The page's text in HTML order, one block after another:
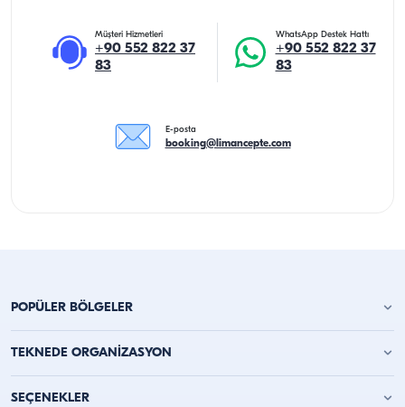
Müşteri Hizmetleri
+90 552 822 37
83
WhatsApp Destek Hattı
+90 552 822 37
83
E-posta
booking@limancepte.com
POPÜLER BÖLGELER
Antalya Yat Kiralama
Kaş Tekne Kiralama
TEKNEDE ORGANİZASYON
Teknede Doğum Günü Partisi
SEÇENEKLER